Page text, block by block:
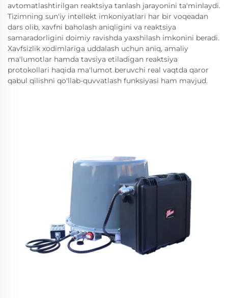
avtomatlashtirilgan reaktsiya tanlash jarayonini ta'minlaydi.
Tizimning sun'iy intellekt imkoniyatlari har bir voqeadan
dars olib, xavfni baholash aniqligini va reaktsiya
samaradorligini doimiy ravishda yaxshilash imkonini beradi.
Xavfsizlik xodimlariga uddalash uchun aniq, amaliy
ma'lumotlar hamda tavsiya etiladigan reaktsiya
protokollari haqida ma'lumot beruvchi real vaqtda qaror
qabul qilishni qo'llab-quvvatlash funksiyasi ham mavjud.